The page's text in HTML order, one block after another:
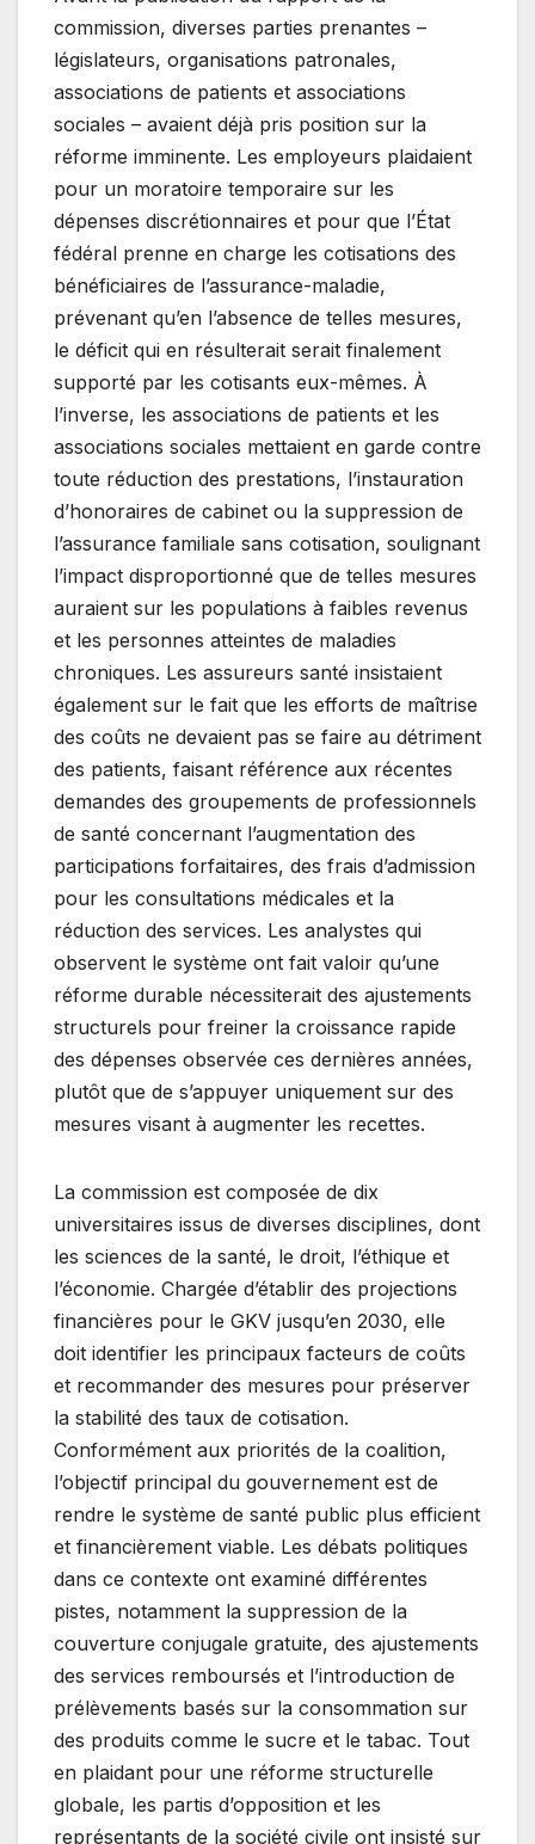
commission, diverses parties prenantes –
législateurs, organisations patronales,
associations de patients et associations
sociales – avaient déjà pris position sur la
réforme imminente. Les employeurs plaidaient
pour un moratoire temporaire sur les
dépenses discrétionnaires et pour que l’État
fédéral prenne en charge les cotisations des
bénéficiaires de l’assurance-maladie,
prévenant qu’en l’absence de telles mesures,
le déficit qui en résulterait serait finalement
supporté par les cotisants eux-mêmes. À
l’inverse, les associations de patients et les
associations sociales mettaient en garde contre
toute réduction des prestations, l’instauration
d’honoraires de cabinet ou la suppression de
l’assurance familiale sans cotisation, soulignant
l’impact disproportionné que de telles mesures
auraient sur les populations à faibles revenus
et les personnes atteintes de maladies
chroniques. Les assureurs santé insistaient
également sur le fait que les efforts de maîtrise
des coûts ne devaient pas se faire au détriment
des patients, faisant référence aux récentes
demandes des groupements de professionnels
de santé concernant l’augmentation des
participations forfaitaires, des frais d’admission
pour les consultations médicales et la
réduction des services. Les analystes qui
observent le système ont fait valoir qu’une
réforme durable nécessiterait des ajustements
structurels pour freiner la croissance rapide
des dépenses observée ces dernières années,
plutôt que de s’appuyer uniquement sur des
mesures visant à augmenter les recettes.
La commission est composée de dix
universitaires issus de diverses disciplines, dont
les sciences de la santé, le droit, l’éthique et
l’économie. Chargée d’établir des projections
financières pour le GKV jusqu’en 2030, elle
doit identifier les principaux facteurs de coûts
et recommander des mesures pour préserver
la stabilité des taux de cotisation.
Conformément aux priorités de la coalition,
l’objectif principal du gouvernement est de
rendre le système de santé public plus efficient
et financièrement viable. Les débats politiques
dans ce contexte ont examiné différentes
pistes, notamment la suppression de la
couverture conjugale gratuite, des ajustements
des services remboursés et l’introduction de
prélèvements basés sur la consommation sur
des produits comme le sucre et le tabac. Tout
en plaidant pour une réforme structurelle
globale, les partis d’opposition et les
représentants de la société civile ont insisté sur